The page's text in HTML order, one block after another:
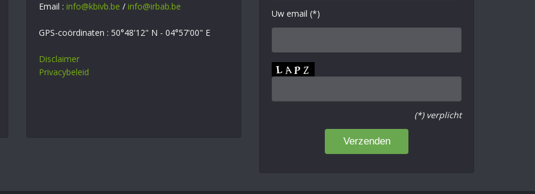
Email : info@kbivb.be / info@irbab.be
GPS-coördinaten : 50°48'12" N - 04°57'00" E
Disclaimer
Privacybeleid
Uw email (*)
(*) verplicht